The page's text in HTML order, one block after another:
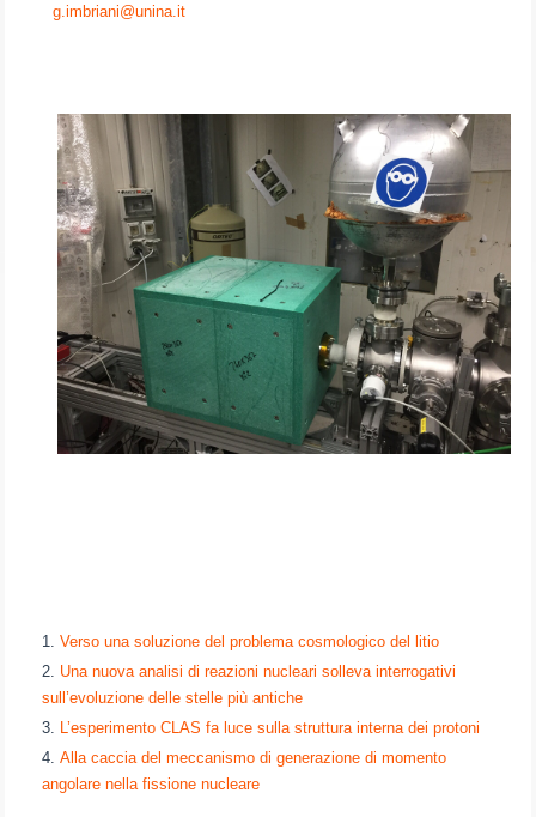
g.imbriani@unina.it
Verso una soluzione del problema cosmologico del litio
Una nuova analisi di reazioni nucleari solleva interrogativi
sull’evoluzione delle stelle più antiche
L’esperimento CLAS fa luce sulla struttura interna dei protoni
Alla caccia del meccanismo di generazione di momento
angolare nella fissione nucleare